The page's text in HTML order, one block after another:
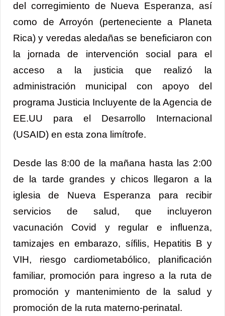
del corregimiento de Nueva Esperanza, así
como de Arroyón (perteneciente a Planeta
Rica) y veredas aledañas se beneficiaron con
la jornada de intervención social para el
acceso a la justicia que realizó la
administración municipal con apoyo del
programa Justicia Incluyente de la Agencia de
EE.UU para el Desarrollo Internacional
(USAID) en esta zona limítrofe.
Desde las 8:00 de la mañana hasta las 2:00
de la tarde grandes y chicos llegaron a la
iglesia de Nueva Esperanza para recibir
servicios de salud, que incluyeron
vacunación Covid y regular e influenza,
tamizajes en embarazo, sífilis, Hepatitis B y
VIH, riesgo cardiometabólico, planificación
familiar, promoción para ingreso a la ruta de
promoción y mantenimiento de la salud y
promoción de la ruta materno-perinatal.